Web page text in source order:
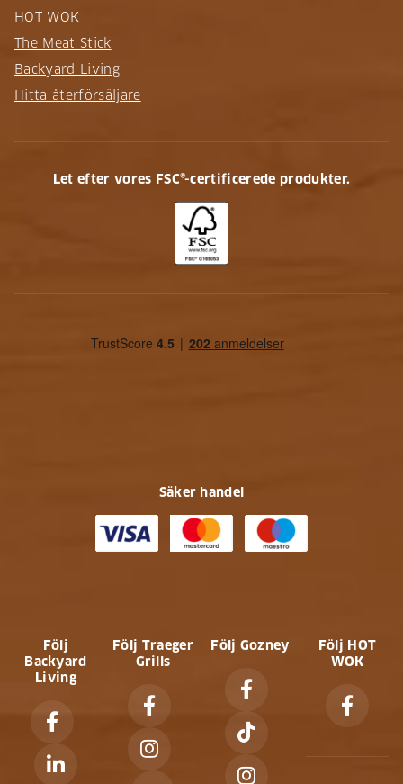
HOT WOK
The Meat Stick
Backyard Living
Hitta återförsäljare
Let efter vores FSC®-certificerede produkter.
Säker handel
Följ
Backyard
Living
Följ Traeger
Grills
Följ Gozney
Följ HOT
WOK